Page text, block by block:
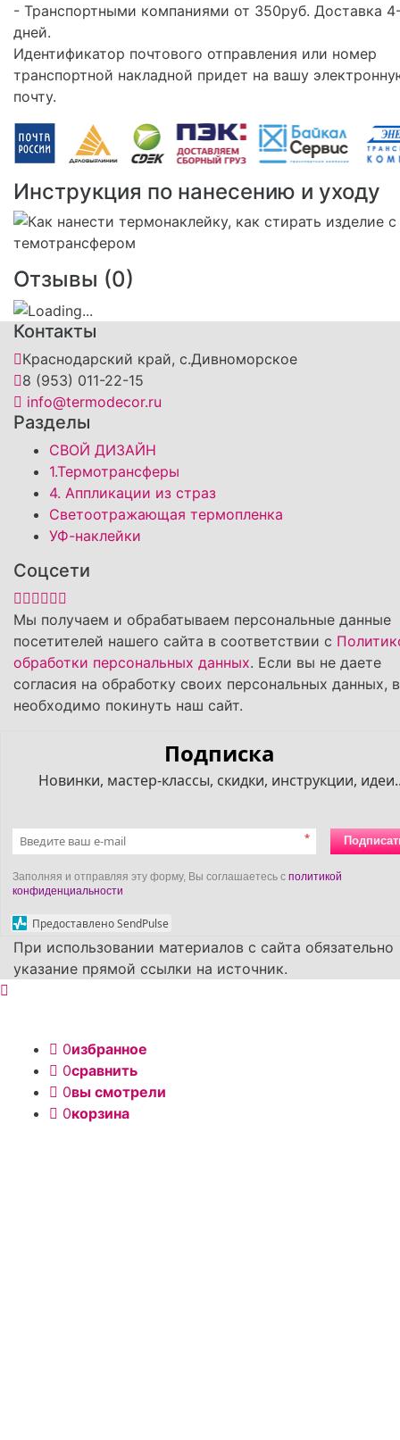
- Транспортными компаниями от 350руб. Доставка
дней.
Идентификатор почтового отправления или номер
транспортной накладной придет на вашу
почту.
Инструкция по нанесению и уходу
Отзывы (0)
Контакты
Краснодарский край, с.Дивноморское
8 (953) 011-22-15
info@termodecor.ru
Разделы
СВОЙ ДИЗАЙН
1.Термотрансферы
4. Аппликации из страз
Светоотражающая термопленка
УФ-наклейки
Соцсети
Мы получаем и обрабатываем персональные данные
посетителей нашего сайта в соответствии с
обработки персональных данных. Если вы не даете
согласия на обработку своих персональных данных,
необходимо покинуть наш сайт.
Подписка
Новинки, мастер-классы, скидки, инструкции,
*
Заполняя и отправляя эту форму, Вы соглашаетесь с политикой
конфиденциальности
Предоставлено SendPulse
При использовании материалов с сайта обязательно
указание прямой ссылки на источник.
0избранное
0сравнить
0вы смотрели
0корзина